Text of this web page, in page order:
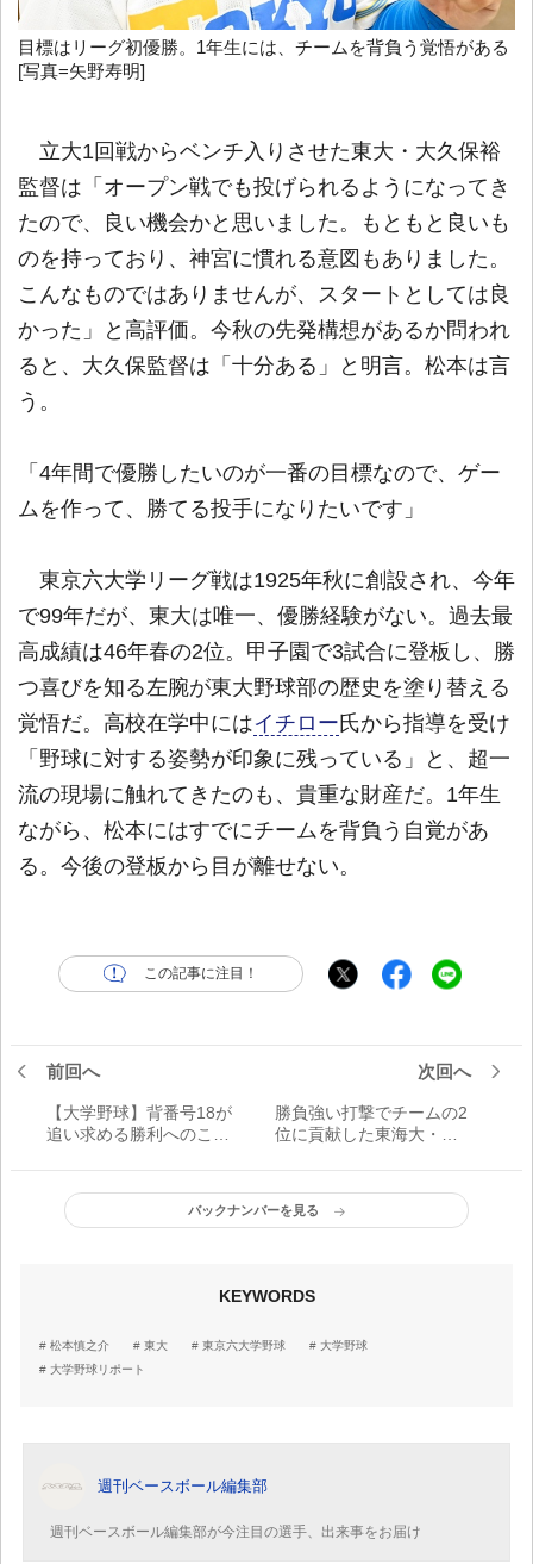
目標はリーグ初優勝。1年生には、チームを背負う覚悟がある
[写真=矢野寿明]
立大1回戦からベンチ入りさせた東大・大久保裕
監督は「オープン戦でも投げられるようになってき
たので、良い機会かと思いました。もともと良いも
のを持っており、神宮に慣れる意図もありました。
こんなものではありませんが、スタートとしては良
かった」と高評価。今秋の先発構想があるか問われ
ると、大久保監督は「十分ある」と明言。松本は言
う。
「4年間で優勝したいのが一番の目標なので、ゲー
ムを作って、勝てる投手になりたいです」
東京六大学リーグ戦は1925年秋に創設され、今年
で99年だが、東大は唯一、優勝経験がない。過去最
高成績は46年春の2位。甲子園で3試合に登板し、勝
つ喜びを知る左腕が東大野球部の歴史を塗り替える
覚悟だ。高校在学中にはイチロー 氏から指導を受け
「野球に対する姿勢が印象に残っている」と、超一
流の現場に触れてきたのも、貴重な財産だ。1年生
ながら、松本にはすでにチームを背負う自覚があ
る。今後の登板から目が離せない。
この記事に注目！
前回へ
【大学野球】背番号18が
追い求める勝利へのこだ
法大再建へチームの礎を
築く篠木健太郎
次回へ
勝負強い打撃でチームの2
位に貢献した東海大・田
「楽しんでプレーする」
が調子維持の理由【首都
大学リポート】
バックナンバーを見る
KEYWORDS
松本慎之介 東大 東京六大学野球
大学野球
大学野球リポート
週刊ベースボール編集部
週刊ベースボール編集部が今注目の選手、出来事をお届け